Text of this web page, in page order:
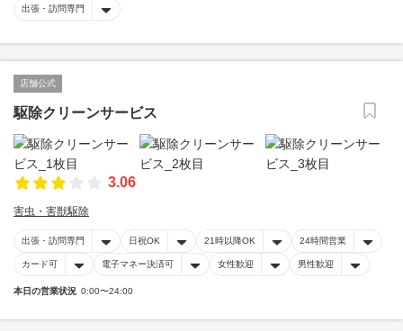
出張・訪問専門
店舗公式
駆除クリーンサービス
3.06
害虫・害獣駆除
出張・訪問専門 日祝OK 21時以降OK 24時間営業
カード可 電子マネー決済可 女性歓迎 男性歓迎
本日の営業状況 0:00〜24:00